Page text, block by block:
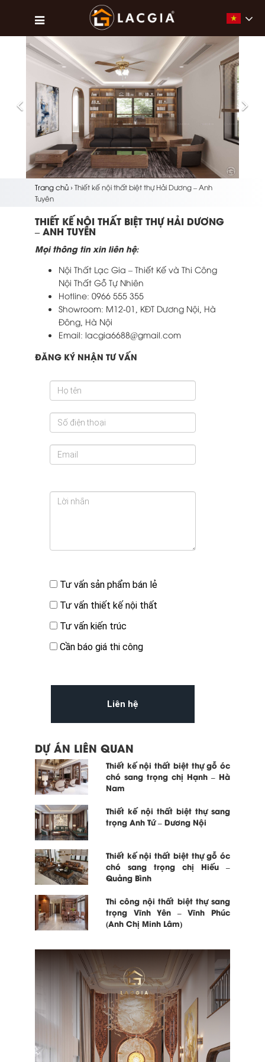
Previous
Trang chủ ›Thiết kế nội thất biệt thự Hải Dương – Anh
Tuyên
THIẾT KẾ NỘI THẤT BIỆT THỰ HẢI DƯƠNG
– ANH TUYÊN
Mọi thông tin xin liên hệ:
Nội Thất Lạc Gia – Thiết Kế và Thi Công
Nội Thất Gỗ Tự Nhiên
Hotline: 0966 555 355
Showroom: M12-01, KĐT Dương Nội, Hà
Đông, Hà Nội
Email: lacgia6688@gmail.com
ĐĂNG KÝ NHẬN TƯ VẤN
Tư vấn sản phẩm bán lẻ
Tư vấn thiết kế nội thất
Tư vấn kiến trúc
Cần báo giá thi công
DỰ ÁN LIÊN QUAN
Thiết kế nội thất biệt thự gỗ óc
chó sang trọng chị Hạnh – Hà
Nam
Thiết kế nội thất biệt thự sang
trọng Anh Tứ – Dương Nội
Thiết kế nội thất biệt thự gỗ óc
chó sang trọng chị Hiếu –
Quảng Bình
Thi công nội thất biệt thự sang
trọng Vĩnh Yên – Vĩnh Phúc
(Anh Chị Minh Lâm)